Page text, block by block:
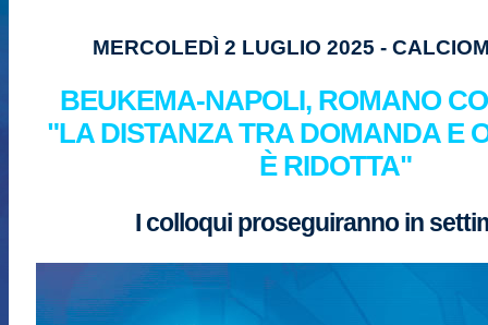
MERCOLEDÌ 2 LUGLIO 2025 -
BEUKEMA-NAPOLI, ROMANO
"LA DISTANZA TRA DOMANDA E
È RIDOTTA"
I colloqui proseguiranno in